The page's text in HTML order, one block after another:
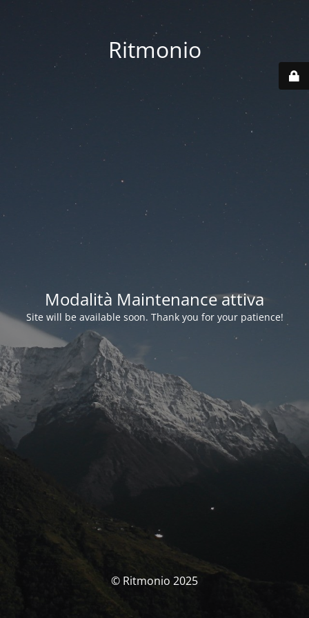
Ritmonio
Modalità Maintenance attiva
Site will be available soon. Thank you for your patience!
© Ritmonio 2025